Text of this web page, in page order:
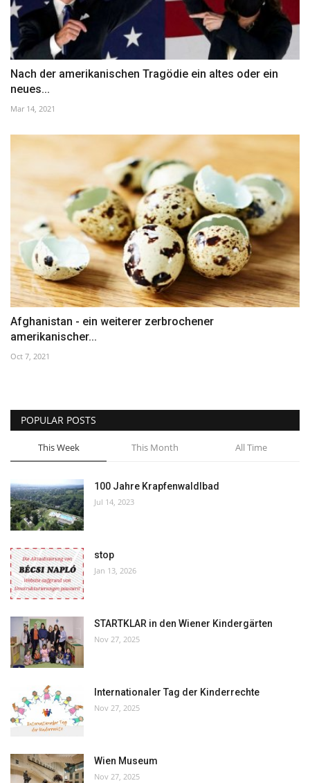
Nach der amerikanischen Tragödie ein altes oder ein
neues...
Mar 14, 2021
Afghanistan - ein weiterer zerbrochener
amerikanischer...
Oct 7, 2021
POPULAR POSTS
This Week This Month All Time
100 Jahre Krapfenwaldlbad
Jul 14, 2023
stop
Jan 13, 2026
STARTKLAR in den Wiener Kindergärten
Nov 27, 2025
Internationaler Tag der Kinderrechte
Nov 27, 2025
Wien Museum
Nov 27, 2025